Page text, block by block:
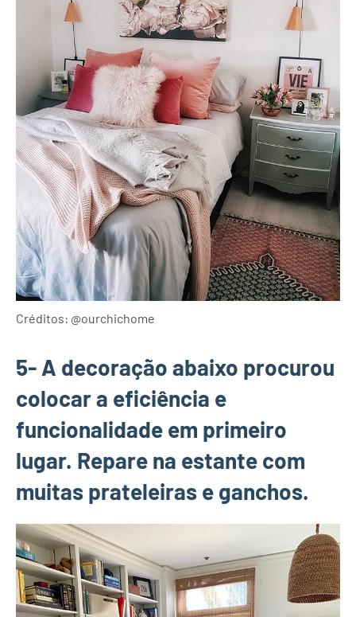
Créditos: @ourchichome
5- A decoração abaixo procurou
colocar a eficiência e
funcionalidade em primeiro
lugar. Repare na estante com
muitas prateleiras e ganchos.